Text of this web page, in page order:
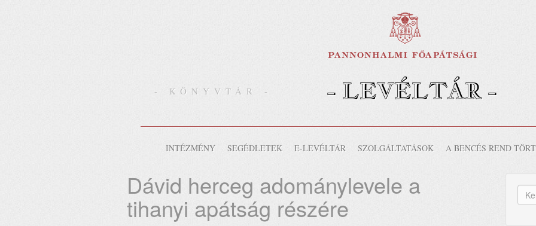
- KÖNYVTÁR - - LEVÉLTÁR -
INTÉZMÉNY SEGÉDLETEK E-LEVÉLTÁR SZOLGÁLTATÁSOK A BENCÉS REND
Dávid herceg adománylevele a
tihanyi apátság részére